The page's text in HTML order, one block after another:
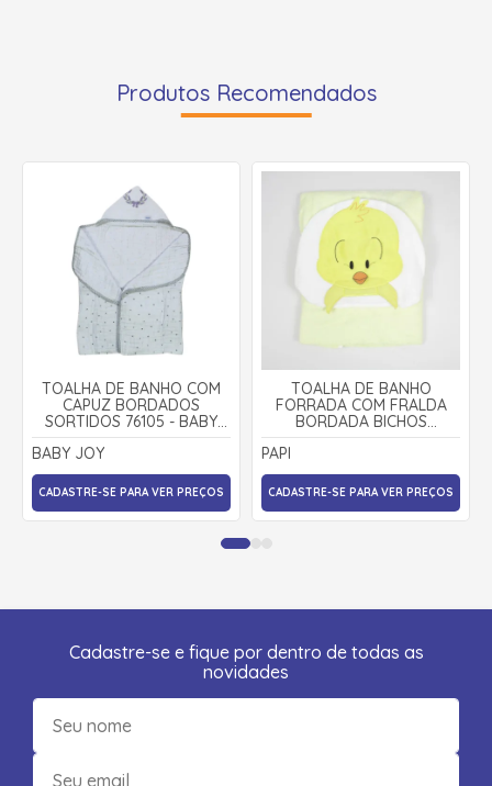
Produtos Recomendados
TOALHA DE BANHO COM
CAPUZ BORDADOS
SORTIDOS 76105 - BABY
JOY
BABY JOY
CADASTRE-SE PARA VER PREÇOS
TOALHA DE BANHO
FORRADA COM FRALDA
BORDADA BICHOS
SORTIDOS 1938 - PAPI
PAPI
CADASTRE-SE PARA VER PREÇOS
Cadastre-se e fique por dentro de todas as
novidades